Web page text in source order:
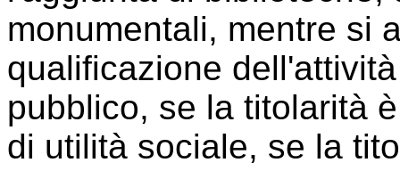
monumentali, mentre si
qualificazione
pubblico, se la titolarità
di utilità sociale, se la